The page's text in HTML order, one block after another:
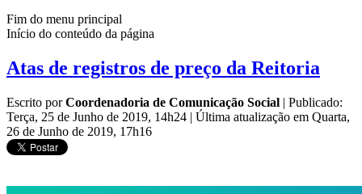
Fim do menu principal
Início do conteúdo da página
Atas de registros de preço da Reitoria
Escrito porCoordenadoria de Comunicação Social | Publicado:
Terça, 25 de Junho de 2019, 14h24 | Última atualização em Quarta,
26 de Junho de 2019, 17h16